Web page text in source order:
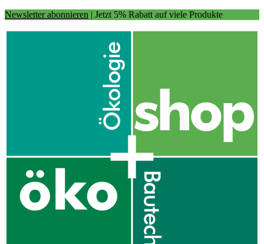
Newsletter abonnieren | Jetzt 5% Rabatt auf viele Produkte